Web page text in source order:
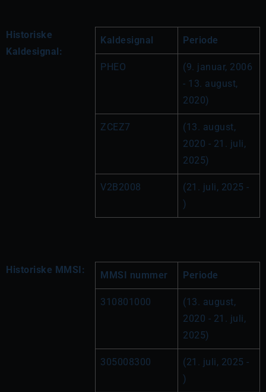
Historiske
Kaldesignal:
Kaldesignal Periode
PHEO
(9. januar, 2006
- 13. august,
2020)
ZCEZ7
(13. august,
2020 - 21. juli,
2025)
V2B2008
(21. juli, 2025 -
)
Historiske MMSI: MMSI nummer Periode
310801000
(13. august,
2020 - 21. juli,
2025)
305008300
(21. juli, 2025 -
)